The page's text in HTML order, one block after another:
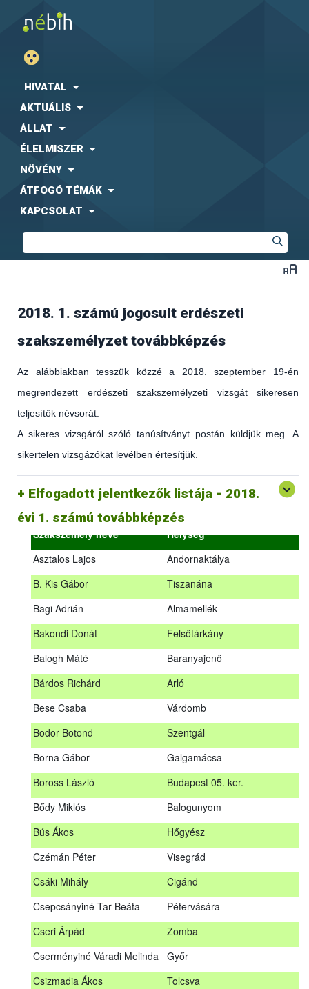
HIVATAL
AKTUÁLIS
ÁLLAT
ÉLELMISZER
NÖVÉNY
ÁTFOGÓ TÉMÁK
KAPCSOLAT
2018. 1. számú jogosult erdészeti
szakszemélyzet továbbképzés
Az alábbiakban tesszük közzé a 2018. szeptember 19-én
megrendezett erdészeti szakszemélyzeti vizsgát sikeresen
teljesítők névsorát.
A sikeres vizsgáról szóló tanúsítványt postán küldjük meg. A
sikertelen vizsgázókat levélben értesítjük.
Elfogadott jelentkezők listája - 2018.
évi 1. számú továbbképzés
(az erdőgazdálkodást és az erdészeti szakirányítást érintő
hatályos jogszabályokról és azok alkalmazásáról szóló
általános továbbképzés)
2018.09.18. – 2018.09.19.
Szakszemély neve
Helység
Asztalos Lajos
Andornaktálya
B. Kis Gábor
Tiszanána
Bagi Adrián
Almamellék
Bakondi Donát
Felsőtárkány
Balogh Máté
Baranyajenő
Bárdos Richárd
Arló
Bese Csaba
Várdomb
Bodor Botond
Szentgál
Borna Gábor
Galgamácsa
Boross László
Budapest 05. ker.
Bődy Miklós
Balogunyom
Bús Ákos
Hőgyész
Czémán Péter
Visegrád
Csáki Mihály
Cigánd
Csepcsányiné Tar Beáta
Pétervására
Cseri Árpád
Zomba
Cserményiné Váradi Melinda Győr
Csizmadia Ákos
Tolcsva
Az alábbiakban tesszük közzé a 2018. szeptember 19-én
megrendezett erdészeti szakszemélyzeti vizsgát sikeresen
teljesítők névsorát.
A sikeres vizsgáról szóló tanúsítványt postán küldjük meg. A
Tiszanána
Almamellék
Felsőtárkány
Balogh Máté
Baranyajenő
Arló
Várdomb
Bodor Botond
Szentgál
Boross László
Bődy Miklós
Bús Ákos
Hőgyész